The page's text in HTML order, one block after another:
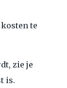
te
zie je
is.